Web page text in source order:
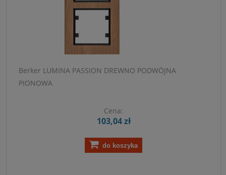
Berker LUMINA PASSION DREWNO PODWÓJNA
PIONOWA
Cena:
103,04 zł
do koszyka